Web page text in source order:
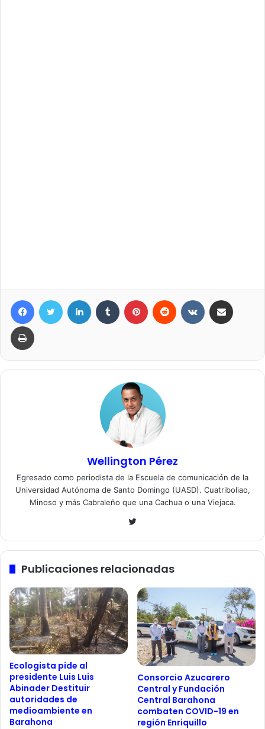
FacebookTwitter LinkedIn Tumblr Pinterest Reddit VKontakte
Imprimir
Wellington Pérez
Egresado como periodista de la Escuela de comunicación de la
Universidad Autónoma de Santo Domingo (UASD). Cuatriboliao,
Minoso y más Cabraleño que una Cachua o una Viejaca.
Twitter
Publicaciones relacionadas
Ecologista pide al
presidente Luis Luis
Abinader Destituir
autoridades de
medioambiente en
Barahona
Consorcio Azucarero
Central y Fundación
Central Barahona
combaten COVID-19 en
región Enriquillo